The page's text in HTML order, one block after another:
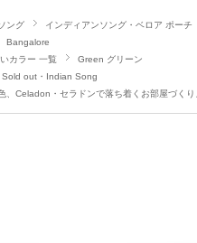
ング
インディアンソング・ベロア ポーチ
Bangalore
カラー 一覧
Green グリーン
Sold out・Indian Song
、Celadon・セラドンで落ち着くお部屋づくり